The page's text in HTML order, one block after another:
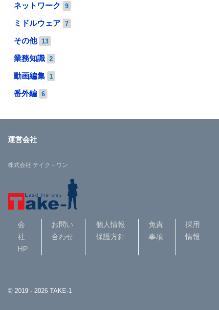
ネットワーク 9
ミドルウェア 7
その他 13
業務知識 2
動画編集 1
番外編 6
運営会社
株式会社 テイク－ワン
会
社
HP
お問い
合わせ
個人情報
保護方針
免責
事項
採用
情報
© 2019 - 2026 TAKE-1